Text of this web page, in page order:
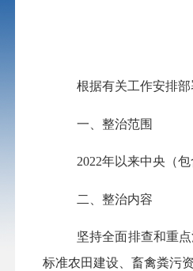
根据有关工作安排部
一、 整治范围
2022年以来中央（包
二、整治内容
坚持全面排查和重
标准农田建设、畜禽粪污